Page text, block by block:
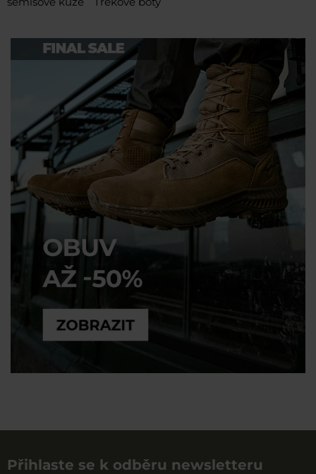
Přihlaste se k odběru newsletteru